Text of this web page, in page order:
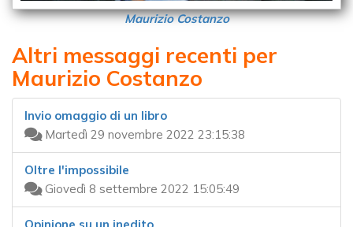
Maurizio Costanzo
Altri messaggi recenti per
Maurizio Costanzo
Invio omaggio di un libro
Martedì 29 novembre 2022 23:15:38
Oltre l'impossibile
Giovedì 8 settembre 2022 15:05:49